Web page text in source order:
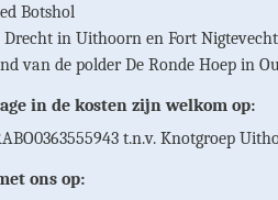
Botshol
Drecht in Uithoorn en Fort
van de polder De Ronde Hoep in
in de kosten zijn welkom op:
t.n.v. Knotgroep
ons op: